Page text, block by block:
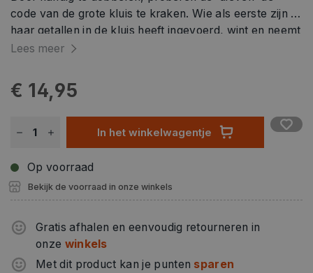
code van de grote kluis te kraken. Wie als eerste zijn of
haar getallen in de kluis heeft ingevoerd, wint en neemt
de buit mee naar huis.
Lees meer
€ 14,95
In het winkelwagentje
Op voorraad
Bekijk de voorraad in onze winkels
Gratis afhalen en eenvoudig retourneren in
onze winkels
Met dit product kan je punten sparen